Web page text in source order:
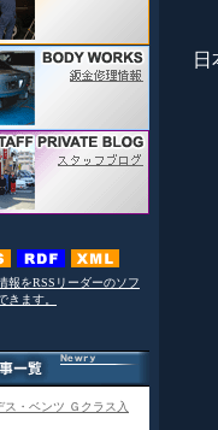
報をRSSリーダーのソフ
きます。
ス・ベンツ Ｇクラス入